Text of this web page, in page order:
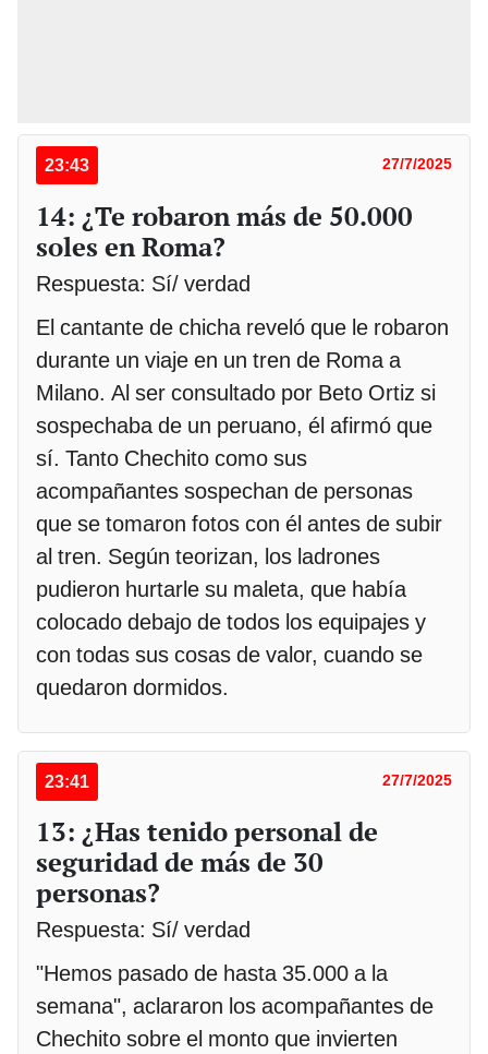
23:43 27/7/2025
14: ¿Te robaron más de 50.000
soles en Roma?
Respuesta: Sí/ verdad
El cantante de chicha reveló que le robaron
durante un viaje en un tren de Roma a
Milano. Al ser consultado por Beto Ortiz si
sospechaba de un peruano, él afirmó que
sí. Tanto Chechito como sus
acompañantes sospechan de personas
que se tomaron fotos con él antes de subir
al tren. Según teorizan, los ladrones
pudieron hurtarle su maleta, que había
colocado debajo de todos los equipajes y
con todas sus cosas de valor, cuando se
quedaron dormidos.
23:41 27/7/2025
13: ¿Has tenido personal de
seguridad de más de 30
personas?
Respuesta: Sí/ verdad
"Hemos pasado de hasta 35.000 a la
semana", aclararon los acompañantes de
Chechito sobre el monto que invierten